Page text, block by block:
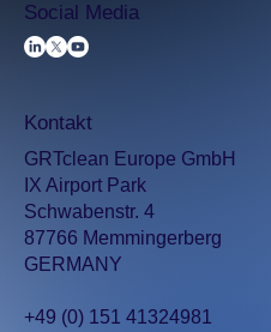
Social Media
Kontakt
GRTclean Europe GmbH
IX Airport Park
Schwabenstr. 4
87766 Memmingerberg
GERMANY
+49 (0) 151 41324981